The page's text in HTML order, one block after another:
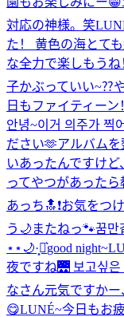
対応の神様。笑
た！ 黄色の海とて
な全力で楽しもうね
子かぶっていい~⁇
日もファイティーン
안녕~이거 의주가 찍
ださい🫶アルバム
いあったんですけ
ってやつがあった
あっち🔝❗️お気をつ
う🌙 またねっ🐾꿈만
⋆⋆🌙·̩͙‪⋆͛good night~
夜ですね🌉 보고싶은
なさん元気ですか
😋LUNÉ~今日もお